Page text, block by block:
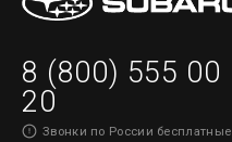
8 (800) 555 00
20
Звонки по России бесплатные